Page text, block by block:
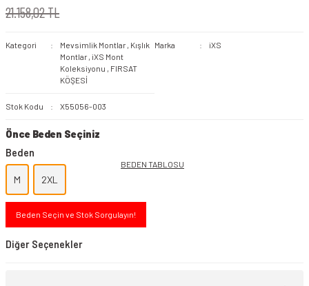
21.158,02 TL
Kategori Mevsimlik Montlar , Kışlık
Montlar , iXS Mont
Koleksiyonu , FIRSAT
KÖŞESİ
Marka iXS
Stok Kodu X55056-003
Önce Beden Seçiniz
Beden
M 2XL
BEDEN TABLOSU
Beden Seçin ve Stok Sorgulayın!
Diğer Seçenekler